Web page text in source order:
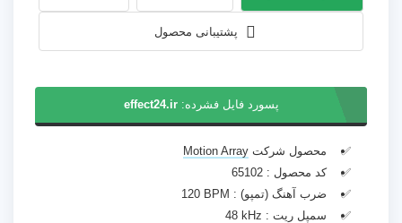
پشتیبانی محصول
پسورد فایل فشرده:effect24.ir
محصول شرکت Motion Array
کد محصول : 65102
ضرب آهنگ (تمپو) : 120 BPM
سمپل ریت : 48 kHz